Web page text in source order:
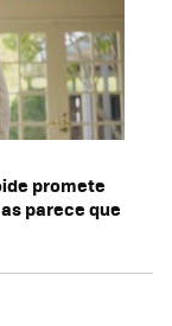
promete
parece que